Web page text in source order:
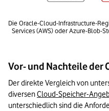
Die Oracle-Cloud-Infrastructure-
Services (AWS) oder Azure-Blob-
Vor- und Nachteile der
Der direkte Vergleich von
diversen Cloud-Speicher-
unterschiedlich sind die